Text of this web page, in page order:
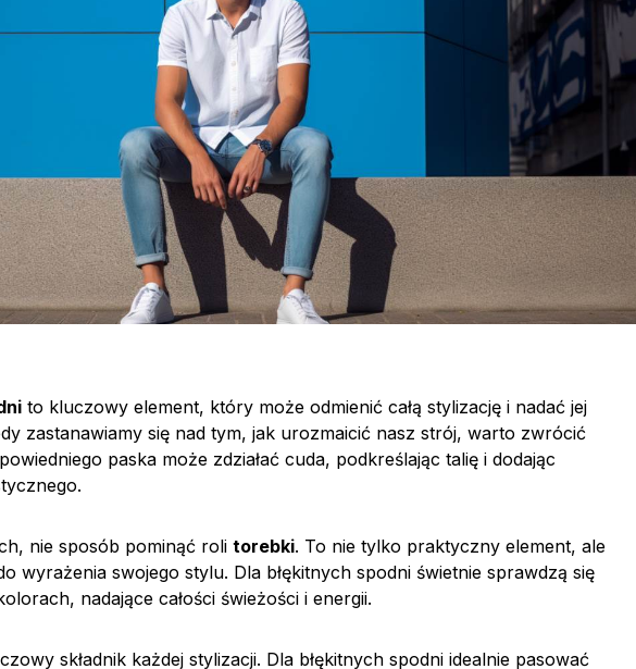
to kluczowy element, który może odmienić całą stylizację i nadać jej
zastanawiamy się nad tym, jak urozmaicić nasz strój, warto zwrócić
paska może zdziałać cuda, podkreślając talię i dodając
nie sposób pominąć roli torebki. To nie tylko praktyczny element, ale
wyrażenia swojego stylu. Dla błękitnych spodni świetnie sprawdzą się
nadające całości świeżości i energii.
składnik każdej stylizacji. Dla błękitnych spodni idealnie pasować